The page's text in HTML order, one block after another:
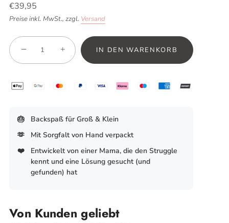
€39,95
Preise inkl. MwSt., zzgl. Versand
− + IN DEN WARENKORB
🎂
Backspaß für Groß & Klein
🫶
Mit Sorgfalt von Hand verpackt
❤️
Entwickelt von einer Mama, die den Struggle
kennt und eine Lösung gesucht (und
gefunden) hat
Von Kunden geliebt